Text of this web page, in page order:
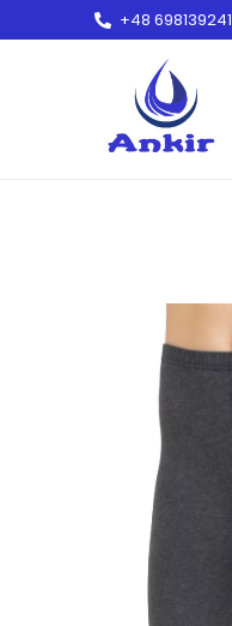
+48 698139241